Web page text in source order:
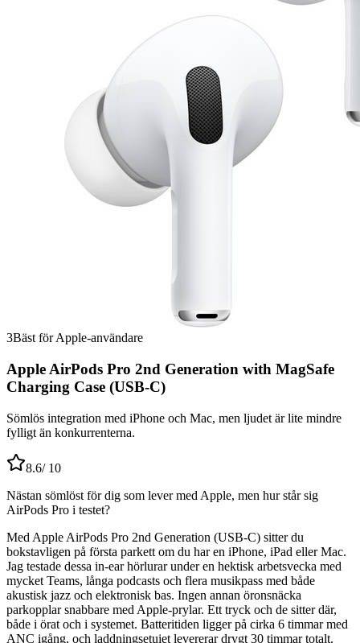
3Bäst för Apple-användare
Apple AirPods Pro 2nd Generation with MagSafe
Charging Case (USB-C)
Sömlös integration med iPhone och Mac, men ljudet är lite mindre
fylligt än konkurrenterna.
8.6/ 10
Nästan sömlöst för dig som lever med Apple, men hur står sig
AirPods Pro i testet?
Med Apple AirPods Pro 2nd Generation (USB-C) sitter du
bokstavligen på första parkett om du har en iPhone, iPad eller Mac.
Jag testade dessa in-ear hörlurar under en hektisk arbetsvecka med
mycket Teams, långa podcasts och flera musikpass med både
akustisk jazz och elektronisk bas. Ingen annan öronsnäcka
parkopplar snabbare med Apple-prylar. Ett tryck och de sitter där,
både i örat och i systemet. Batteritiden ligger på cirka 6 timmar med
ANC igång, och laddningsetuiet levererar drygt 30 timmar totalt.